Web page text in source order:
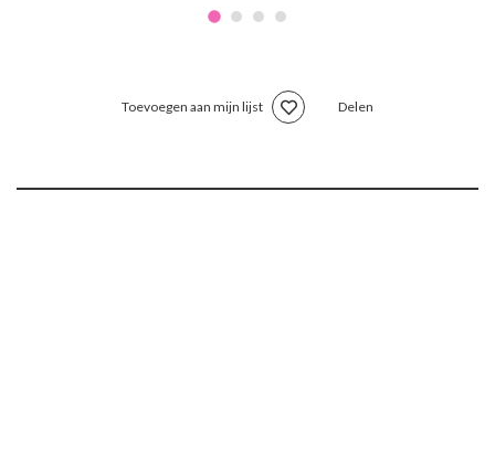
Toevoegen aan mijn lijst Delen